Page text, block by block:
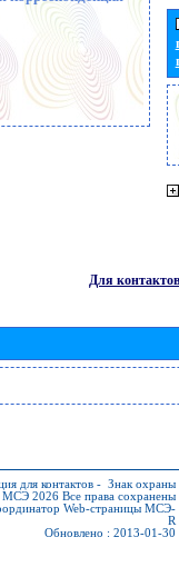
Для контактов
для контактов - Знак охраны
МСЭ 2026 Все права сохранены
Web-страницы МСЭ-
R
Обновлено : 2013-01-30